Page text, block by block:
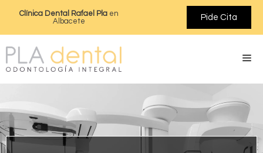
Clínica Dental Rafael Plaen
Albacete
Pide Cita